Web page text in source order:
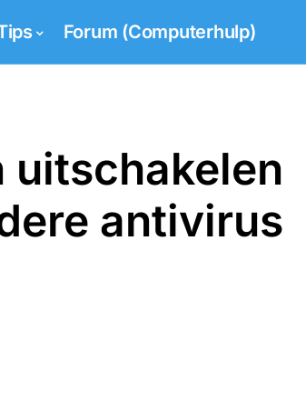
Forum (Computerhulp)
uitschakelen
antivirus